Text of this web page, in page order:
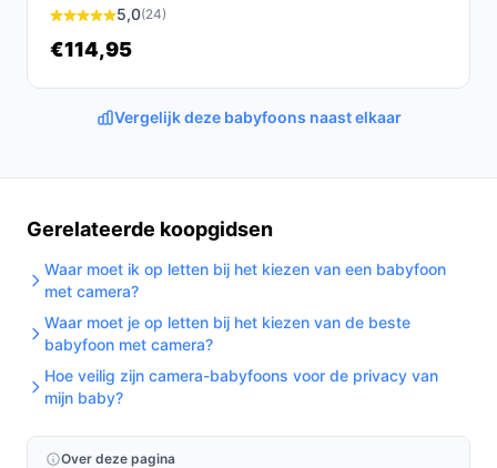
5,0(24)
€114,95
Vergelijk deze babyfoons naast elkaar
Gerelateerde koopgidsen
Waar moet ik op letten bij het kiezen van een babyfoon
met camera?
Waar moet je op letten bij het kiezen van de beste
babyfoon met camera?
Hoe veilig zijn camera-babyfoons voor de privacy van
mijn baby?
Over deze pagina